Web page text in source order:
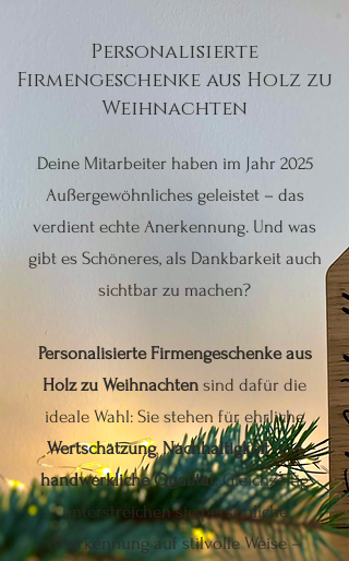
Personalisierte
Firmengeschenke aus Holz zu
Weihnachten
Deine Mitarbeiter haben im Jahr 2025
Außergewöhnliches geleistet – das
verdient echte Anerkennung. Und was
gibt es Schöneres, als Dankbarkeit auch
sichtbar zu machen?
Personalisierte Firmengeschenke aus
Holz zu Weihnachten sind dafür die
ideale Wahl: Sie stehen für ehrliche
Wertschätzung,Nachhaltigkeitund
handwerkliche Qualität. Gleichzeitig
unterstreichen sie persönliche
Anerkennung auf stilvolle Weise –